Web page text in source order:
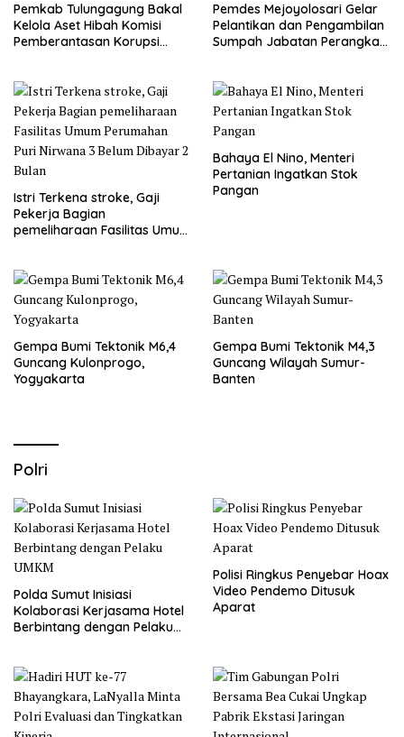
Pemkab Tulungagung Bakal
Kelola Aset Hibah Komisi
Pemberantasan Korupsi
Pemdes Mejoyolosari Gelar
Pelantikan dan Pengambilan
Sumpah Jabatan Perangkat
Istri Terkena stroke, Gaji
Pekerja Bagian
pemeliharaan Fasilitas Umum
Bahaya El Nino, Menteri
Pertanian Ingatkan Stok
Pangan
Gempa Bumi Tektonik M6,4
Guncang Kulonprogo,
Yogyakarta
Gempa Bumi Tektonik M4,3
Guncang Wilayah Sumur-
Banten
Polri
Polda Sumut Inisiasi
Kolaborasi Kerjasama Hotel
Berbintang dengan Pelaku
Polisi Ringkus Penyebar Hoax
Video Pendemo Ditusuk
Aparat